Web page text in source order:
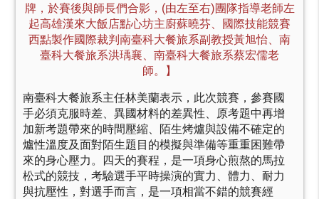
牌，於賽後與師長們合影，(由左至右)團隊指導老師左
起高雄漢來大飯店點心坊主廚蘇曉芬、國際技能競賽
西點製作國際裁判南臺科大餐旅系副教授黃旭怡、南
臺科大餐旅系洪瑀襄、南臺科大餐旅系蔡宏儒老
師。】
南臺科大餐旅系主任林美蘭表示，此次競賽，參賽國
手必須克服時差、異國材料的差異性、原考題中再增
加新考題帶來的時間壓縮、陌生烤爐與設備不確定的
爐性溫度及面對陌生題目的模擬與準備等重重困難帶
來的身心壓力。四天的賽程，是一項身心煎熬的馬拉
松式的競技，考驗選手平時操演的實力、體力、耐力
與抗壓性，對選手而言，是一項相當不錯的競賽經